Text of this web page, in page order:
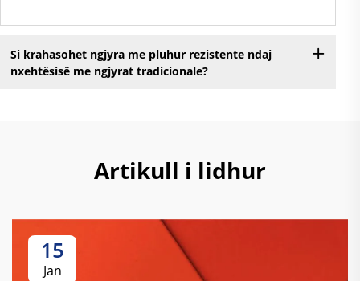
Si krahasohet ngjyra me pluhur rezistente ndaj
nxehtësisë me ngjyrat tradicionale?
Artikull i lidhur
15
Jan